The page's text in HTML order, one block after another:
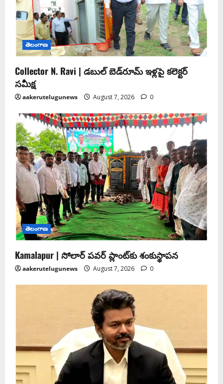
తెలంగాణ
Collector N. Ravi | డబుల్ బెడ్‌రూమ్ ఇళ్లపై కలెక్టర్
సమీక్ష
aakerutelugunews August 7, 2026 0
తెలంగాణ
Kamalapur | సోలార్ పవర్ ప్లాంట్‌కు శంకుస్థాపన
aakerutelugunews August 7, 2026 0